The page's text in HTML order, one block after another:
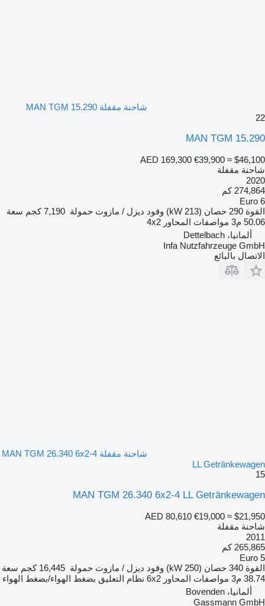
شاحنة مقفلة MAN TGM 15.290
22
MAN TGM 15.290
AED 169,300 €39,900 ≈ $46,100
شاحنة مقفلة
2020
274,864 كم
Euro 6
القوة 290 حصان (213 kW) وقود ديزل / مازوت حمولة 7,190 كجم
سعة
50.06 م3
مواصفات المحاور 4x2
ألمانيا، Dettelbach
Infa Nutzfahrzeuge GmbH
الاتصال بالبائع
شاحنة مقفلة MAN TGM 26.340 6x2-4
LL Getränkewagen
15
MAN TGM 26.340 6x2-4 LL Getränkewagen
AED 80,610 €19,000 ≈ $21,950
شاحنة مقفلة
2011
265,865 كم
Euro 5
القوة 340 حصان (250 kW) وقود ديزل / مازوت حمولة 16,445 كجم
سعة
38.74 م3
مواصفات المحاور 6x2 نظام التعليق بضغط الهواء/بضغط الهواء
ألمانيا، Bovenden
Gassmann GmbH